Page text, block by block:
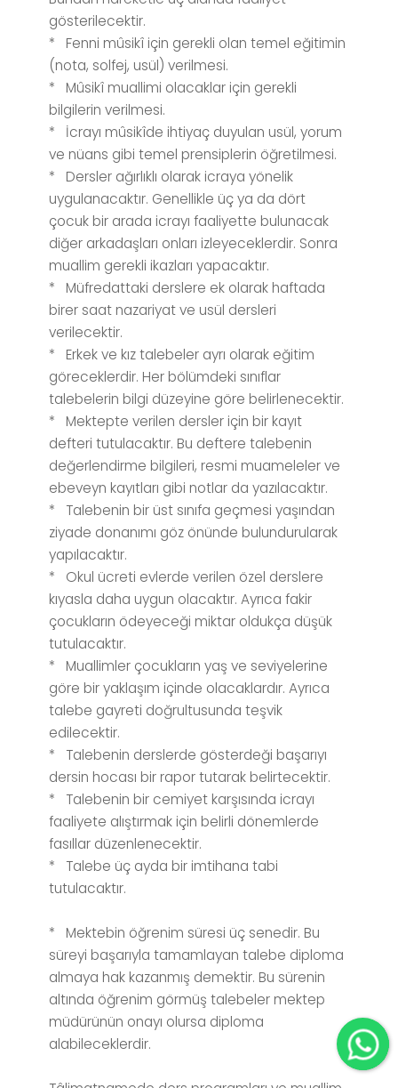
gösterilecektir.
* Fenni mûsikî için gerekli olan temel eğitimin
(nota, solfej, usül) verilmesi.
* Mûsikî muallimi olacaklar için gerekli
bilgilerin verilmesi.
* İcrayı mûsikîde ihtiyaç duyulan usül, yorum
ve nüans gibi temel prensiplerin öğretilmesi.
* Dersler ağırlıklı olarak icraya yönelik
uygulanacaktır. Genellikle üç ya da dört
çocuk bir arada icrayı faaliyette bulunacak
diğer arkadaşları onları izleyeceklerdir. Sonra
muallim gerekli ikazları yapacaktır.
* Müfredattaki derslere ek olarak haftada
birer saat nazariyat ve usül dersleri
verilecektir.
* Erkek ve kız talebeler ayrı olarak eğitim
göreceklerdir. Her bölümdeki sınıflar
talebelerin bilgi düzeyine göre belirlenecektir.
* Mektepte verilen dersler için bir kayıt
defteri tutulacaktır. Bu deftere talebenin
değerlendirme bilgileri, resmi muameleler ve
ebeveyn kayıtları gibi notlar da yazılacaktır.
* Talebenin bir üst sınıfa geçmesi yaşından
ziyade donanımı göz önünde bulundurularak
yapılacaktır.
* Okul ücreti evlerde verilen özel derslere
kıyasla daha uygun olacaktır. Ayrıca fakir
çocukların ödeyeceği miktar oldukça düşük
tutulacaktır.
* Muallimler çocukların yaş ve seviyelerine
göre bir yaklaşım içinde olacaklardır. Ayrıca
talebe gayreti doğrultusunda teşvik
edilecektir.
* Talebenin derslerde gösterdeği başarıyı
dersin hocası bir rapor tutarak belirtecektir.
* Talebenin bir cemiyet karşısında icrayı
faaliyete alıştırmak için belirli dönemlerde
fasıllar düzenlenecektir.
* Talebe üç ayda bir imtihana tabi
tutulacaktır.
* Mektebin öğrenim süresi üç senedir. Bu
süreyi başarıyla tamamlayan talebe diploma
almaya hak kazanmış demektir. Bu sürenin
altında öğrenim görmüş talebeler mektep
müdürünün onayı olursa diploma
alabileceklerdir.